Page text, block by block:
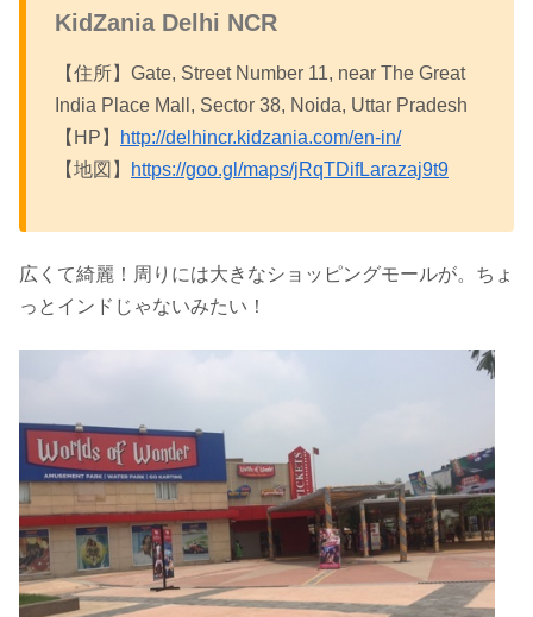
KidZania Delhi NCR
【住所】Gate, Street Number 11, near The Great
India Place Mall, Sector 38, Noida, Uttar Pradesh
【HP】
http://delhincr.kidzania.com/en-in/
【地図】
https://goo.gl/maps/jRqTDifLarazaj9t9
広くて綺麗！周りには大きなショッピングモールが。ちょ
っとインドじゃないみたい！